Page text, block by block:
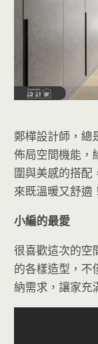
鄭樺設計師，總
佈局空間機能，
圍與美感的搭配
來既溫暖又舒適！
小編的最愛
很喜歡這次的空
的各樣造型，不
納需求，讓家充